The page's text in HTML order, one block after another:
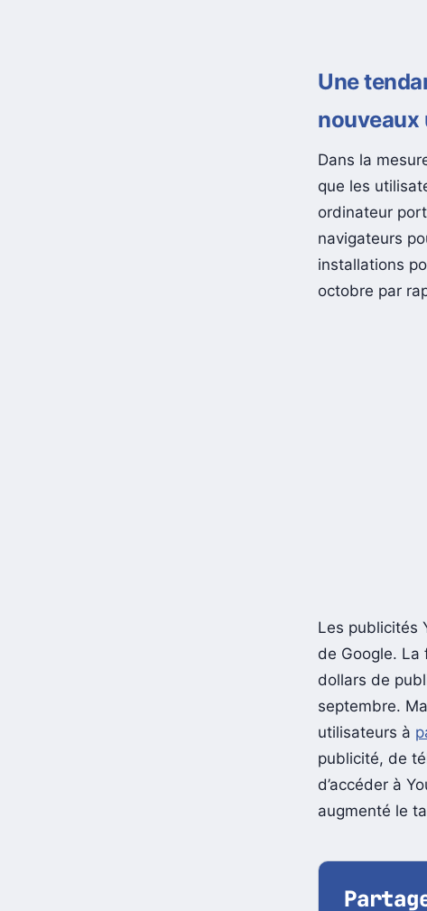
Une
nouveaux
Dans la
que les
ordinateur
navigateurs
installations
Les publicités
de Google. La
dollars de
septembre.
utilisateurs à
publicité, de
d’accéder à